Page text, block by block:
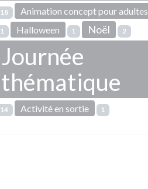
18 Animation concept pour adultes
1 Halloween 1 Noël 2
Journée
thématique
14 Activité en sortie 1